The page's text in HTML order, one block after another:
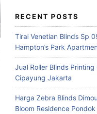
RECENT POSTS
Tirai Venetian Blinds Sp
Hampton’s Park
Jual Roller Blinds
Cipayung Jakarta
Harga Zebra Blinds
Bloom Residence